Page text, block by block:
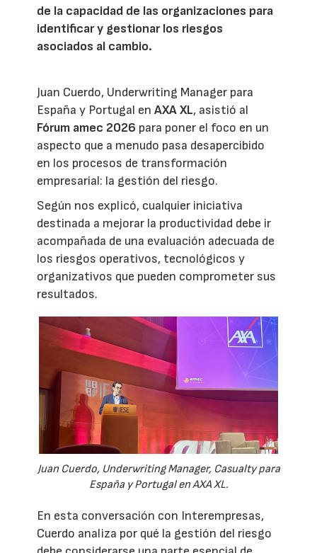
de la capacidad de las organizaciones para
identificar y gestionar los riesgos
asociados al cambio.
Juan Cuerdo, Underwriting Manager para
España y Portugal enAXA XL, asistió al
Fórum amec 2026 para poner el foco en un
aspecto que a menudo pasa desapercibido
en los procesos de transformación
empresarial: la gestión del riesgo.
Según nos explicó, cualquier iniciativa
destinada a mejorar la productividad debe ir
acompañada de una evaluación adecuada de
los riesgos operativos, tecnológicos y
organizativos que pueden comprometer sus
resultados.
Juan Cuerdo, Underwriting Manager, Casualty para
España y Portugal en AXA XL.
En esta conversación con Interempresas,
Cuerdo analiza por qué la gestión del riesgo